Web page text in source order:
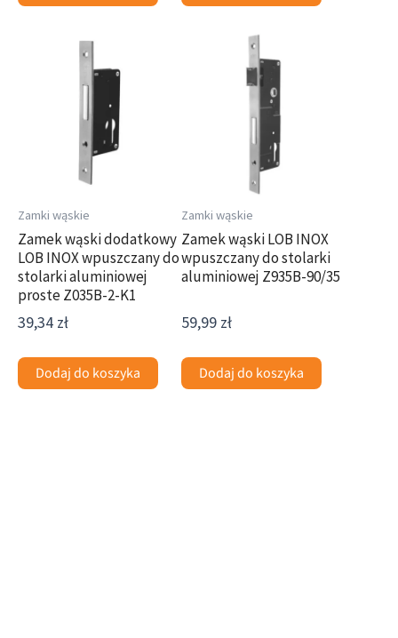
Zamki wąskie
Zamek wąski dodatkowy
LOB INOX wpuszczany do
stolarki aluminiowej
proste Z035B-2-K1
39,34 zł
Dodaj do koszyka
Zamki wąskie
Zamek wąski LOB INOX
wpuszczany do stolarki
aluminiowej Z935B-90/35
59,99 zł
Dodaj do koszyka